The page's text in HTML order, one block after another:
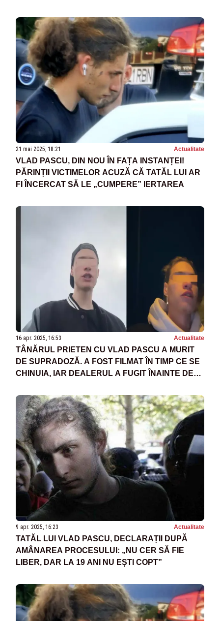
21 mai 2025, 18:21 Actualitate
VLAD PASCU, DIN NOU ÎN FAȚA INSTANȚEI!
PĂRINȚII VICTIMELOR ACUZĂ CĂ TATĂL LUI AR
FI ÎNCERCAT SĂ LE „CUMPERE” IERTAREA
16 apr. 2025, 16:53 Actualitate
TÂNĂRUL PRIETEN CU VLAD PASCU A MURIT
DE SUPRADOZĂ. A FOST FILMAT ÎN TIMP CE SE
CHINUIA, IAR DEALERUL A FUGIT ÎNAINTE DE
9 apr. 2025, 16:23 Actualitate
TATĂL LUI VLAD PASCU, DECLARAȚII DUPĂ
AMÂNAREA PROCESULUI: „NU CER SĂ FIE
LIBER, DAR LA 19 ANI NU EȘTI COPT”